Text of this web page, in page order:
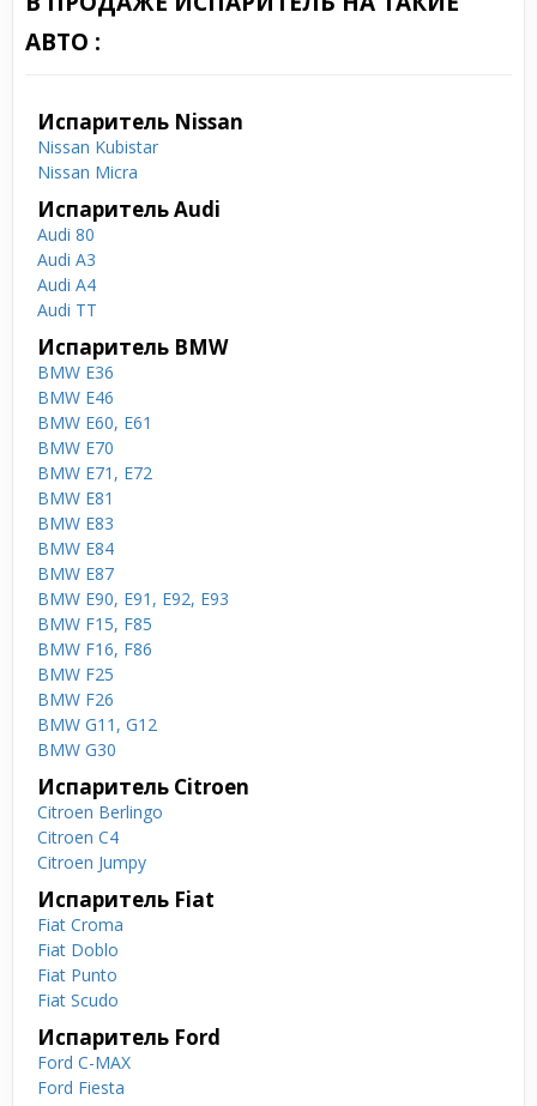
АВТО :
Испаритель Nissan
Nissan Kubistar
Nissan Micra
Испаритель Audi
Audi 80
Audi A3
Audi A4
Audi TT
Испаритель BMW
BMW E36
BMW E46
BMW E60, E61
BMW E70
BMW E71, E72
BMW E81
BMW E83
BMW E84
BMW E87
BMW E90, E91, E92, E93
BMW F15, F85
BMW F16, F86
BMW F25
BMW F26
BMW G11, G12
BMW G30
Испаритель Citroen
Citroen Berlingo
Citroen C4
Citroen Jumpy
Испаритель Fiat
Fiat Croma
Fiat Doblo
Fiat Punto
Fiat Scudo
Испаритель Ford
Ford C-MAX
Ford Fiesta